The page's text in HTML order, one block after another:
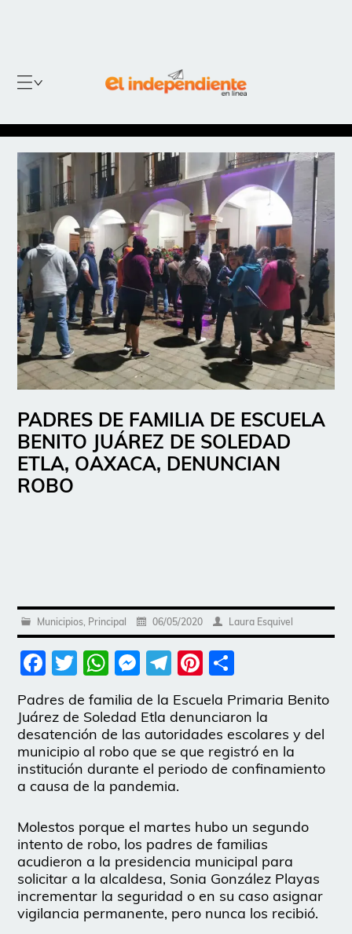
PADRES DE FAMILIA DE ESCUELA
BENITO JUÁREZ DE SOLEDAD
ETLA, OAXACA, DENUNCIAN
ROBO
Municipios, Principal 06/05/2020 Laura Esquivel
Facebook
Twitter
WhatsApp
Messenger
Telegram
Pinterest
Padres de familia de la Escuela Primaria Benito
Juárez de Soledad Etla denunciaron la
desatención de las autoridades escolares y del
municipio al robo que se que registró en la
institución durante el periodo de confinamiento
a causa de la pandemia.
Molestos porque el martes hubo un segundo
intento de robo, los padres de familias
acudieron a la presidencia municipal para
solicitar a la alcaldesa, Sonia González Playas
incrementar la seguridad o en su caso asignar
vigilancia permanente, pero nunca los recibió.